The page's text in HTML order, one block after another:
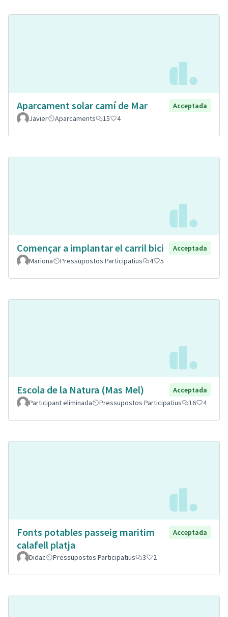
Aparcament solar camí de Mar
Acceptada
Javier
Aparcaments 15 4
Començar a implantar el carril bici
Acceptada
Mariona
Pressupostos Participatius 4 5
Escola de la Natura (Mas Mel)
Acceptada
Participant eliminada
Pressupostos Participatius 16 4
Fonts potables passeig maritim
calafell platja
Acceptada
Didac Pressupostos Participatius 3 2